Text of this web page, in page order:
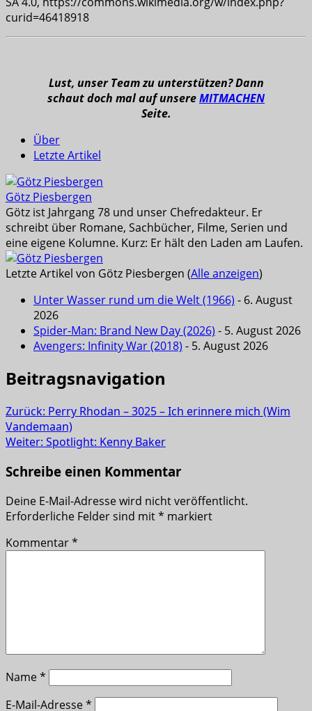
curid=46418918
Lust, unser Team zu unterstützen? Dann
schaut doch mal auf unsereMITMACHEN
Seite.
Über
Letzte Artikel
Götz Piesbergen
Götz ist Jahrgang 78 und unser Chefredakteur. Er
schreibt über Romane, Sachbücher, Filme, Serien und
eine eigene Kolumne. Kurz: Er hält den Laden am Laufen.
Letzte Artikel von Götz Piesbergen (Alle anzeigen)
Unter Wasser rund um die Welt (1966) - 6. August
2026
Spider-Man: Brand New Day (2026) - 5. August 2026
Avengers: Infinity War (2018) - 5. August 2026
Beitragsnavigation
Zurück: Perry Rhodan – 3025 – Ich erinnere mich (Wim
Vandemaan)
Weiter: Spotlight: Kenny Baker
Schreibe einen Kommentar
Deine E-Mail-Adresse wird nicht veröffentlicht.
Erforderliche Felder sind mit* markiert
Kommentar*
Name*
E-Mail-Adresse*